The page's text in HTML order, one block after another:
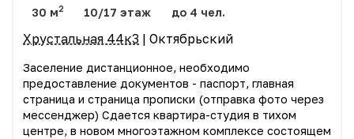
30 м2 10/17 этаж до 4 чел.
Хрустальная 44к3 | Октябрьский
Заселение дистанционное, необходимо
предоставление документов - паспорт, главная
страница и страница прописки (отправка фото через
мессенджер) Сдается квартира-студия в тихом
центре, в новом многоэтажном комплексе состоящем